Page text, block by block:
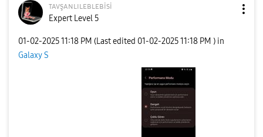
ᴛᴀᴠşᴀɴʟɪʟᴇʙʟᴇʙisi
Expert Level 5
‎01-02-202511:18 PM (Last edited ‎01-02-202511:18 PM ) in
Galaxy S